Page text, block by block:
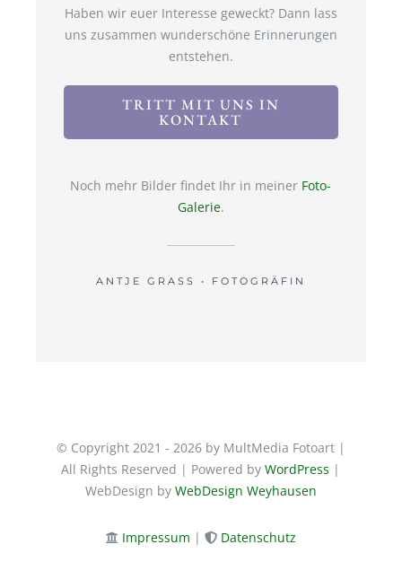
Haben wir euer Interesse geweckt? Dann lass
uns zusammen wunderschöne Erinnerungen
entstehen.
TRITT MIT UNS IN
KONTAKT
Noch mehr Bilder findet Ihr in meiner Foto-
Galerie.
ANTJE GRASS • FOTOGRÄFIN
© Copyright 2021 - 2026 by MultMedia Fotoart |
All Rights Reserved | Powered byWordPress |
WebDesign by WebDesign Weyhausen
Impressum | Datenschutz